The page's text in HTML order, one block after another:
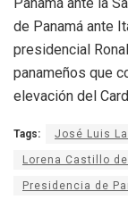
de Panamá ante
presidencial
panameños que
elevación del
Tags: José Luis
Lorena Castillo
Presidencia de